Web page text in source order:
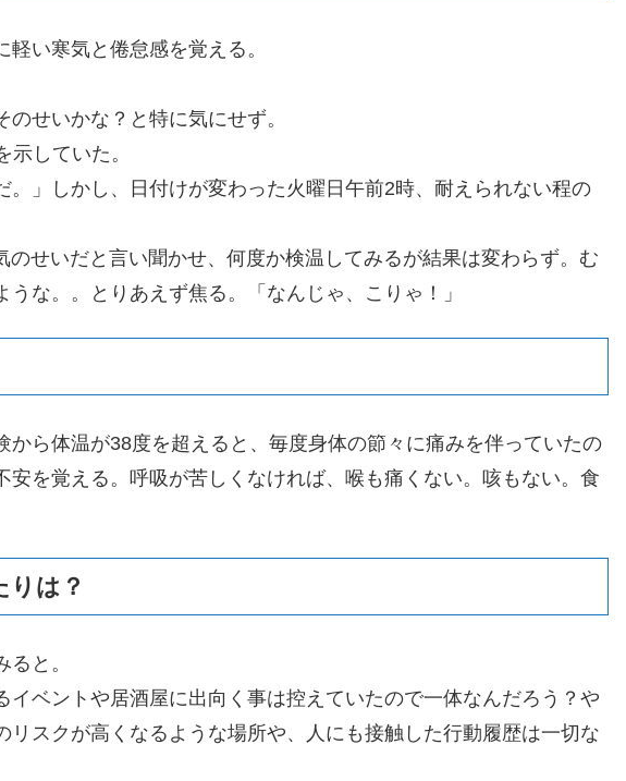
い寒気と倦怠感を覚える。
せいかな？と特に気にせず。
示していた。
。」しかし、日付けが変わった火曜日午前2時、耐えられない程の
のせいだと言い聞かせ、何度か検温してみるが結果は変わらず。む
うな。。とりあえず焦る。「なんじゃ、こりゃ！」
から体温が38度を超えると、毎度身体の節々に痛みを伴っていたの
安を覚える。呼吸が苦しくなければ、喉も痛くない。咳もない。食
りは？
と。
イベントや居酒屋に出向く事は控えていたので一体なんだろう？や
リスクが高くなるような場所や、人にも接触した行動履歴は一切な